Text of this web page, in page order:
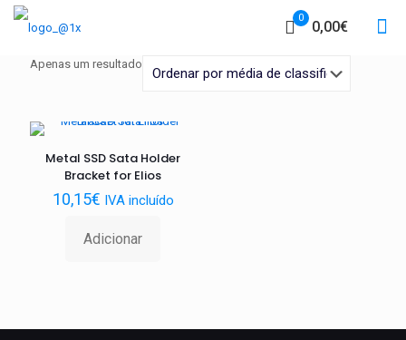
0
0,00€
Apenas um resultado
Metal SSD Sata Holder
Bracket for Elios
10,15€ IVA incluído
Adicionar